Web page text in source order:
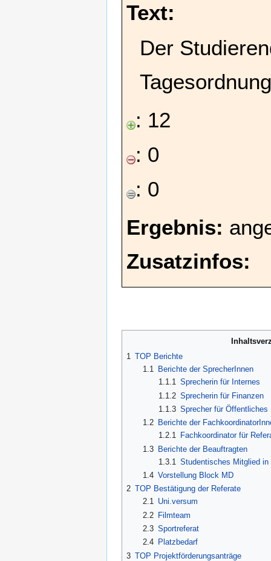
Text:
Der
: 12
: 0
: 0
Ergebnis:
Zusatzinfos:
1 TOP Berichte
1.1
Berichte der SprecherInnen
1.1.1 Sprecherin für Internes
1.1.2 Sprecherin für Finanzen
1.1.3 Sprecher für Öffentliches
1.2
Berichte der
1.2.1 Fachkoordinator für
1.3
Berichte der Beauftragten
1.3.1
Studentisches Mitglied
1.4 Vorstellung Block MD
2 TOP Bestätigung der Referate
2.1 Uni.versum
2.2
Filmteam
2.3 Sportreferat
2.4
Platzbedarf
3 TOP Projektförderungsanträge